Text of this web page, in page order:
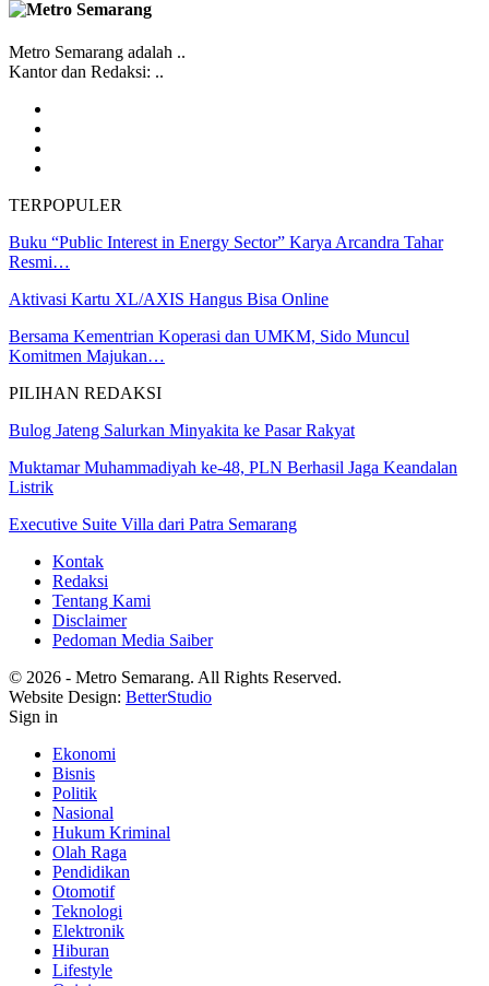
Metro Semarang adalah ..
Kantor dan Redaksi: ..
TERPOPULER
Buku “Public Interest in Energy Sector” Karya Arcandra Tahar
Resmi…
Aktivasi Kartu XL/AXIS Hangus Bisa Online
Bersama Kementrian Koperasi dan UMKM, Sido Muncul
Komitmen Majukan…
PILIHAN REDAKSI
Bulog Jateng Salurkan Minyakita ke Pasar Rakyat
Muktamar Muhammadiyah ke-48, PLN Berhasil Jaga Keandalan
Listrik
Executive Suite Villa dari Patra Semarang
Kontak
Redaksi
Tentang Kami
Disclaimer
Pedoman Media Saiber
© 2026 - Metro Semarang. All Rights Reserved.
Website Design: BetterStudio
Sign in
Ekonomi
Bisnis
Politik
Nasional
Hukum Kriminal
Olah Raga
Pendidikan
Otomotif
Teknologi
Elektronik
Hiburan
Lifestyle